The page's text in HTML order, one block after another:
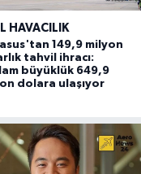
HAVACILIK
149,9 milyon
tahvil ihracı:
büyüklük 649,9
dolara ulaşıyor